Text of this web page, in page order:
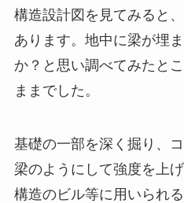
構造設計図を見てみると
あります。地中に梁が埋
か？と思い調べてみたと
ままでした。
基礎の一部を深く掘り、
梁のようにして強度を上
構造のビル等に用いられ